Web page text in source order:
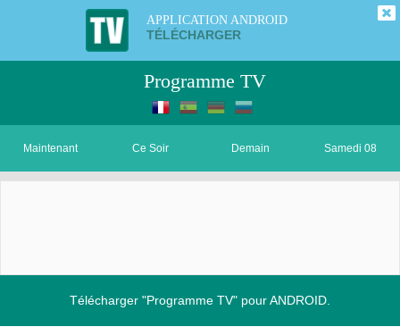
APPLICATION ANDROID
TÉLÉCHARGER
Programme TV
Maintenant Ce Soir Demain Samedi 08
Télécharger "Programme TV" pour ANDROID.